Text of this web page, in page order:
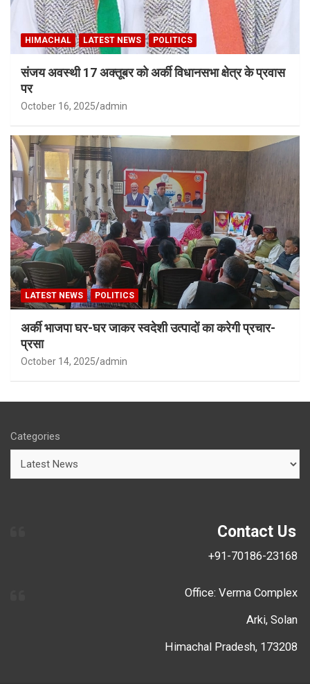
HIMACHAL LATEST NEWS POLITICS
संजय अवस्थी 17 अक्तूबर को अर्की विधानसभा क्षेत्र के प्रवास
पर
October 16, 2025 admin
LATEST NEWS POLITICS
अर्की भाजपा घर-घर जाकर स्वदेशी उत्पादों का करेगी प्रचार-
प्रसा
October 14, 2025 admin
Categories
Contact Us
+91-70186-23168
Office: Verma Complex
Arki, Solan
Himachal Pradesh, 173208